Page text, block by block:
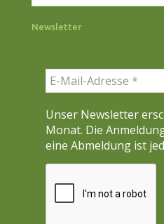
h
Newsletter
Unser Newsletter
Monat. Die
eine Abmeldung ist